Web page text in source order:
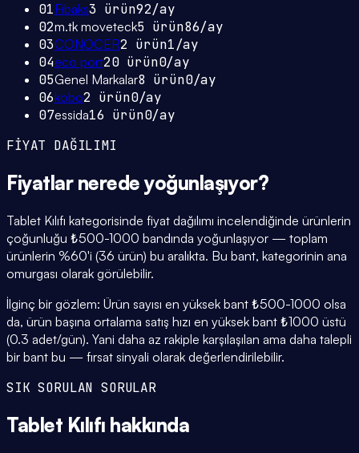
01Fibaks3 ürün92/ay
02m.tk moveteck5 ürün86/ay
03CONOCER2 ürün1/ay
04eco port20ürün0/ay
05Genel Markalar8 ürün0/ay
06kobo2 ürün0/ay
07essida16 ürün0/ay
FİYAT DAĞILIMI
Fiyatlar nerede yoğunlaşıyor?
Tablet Kılıfı kategorisinde fiyat dağılımı incelendiğinde ürünlerin
çoğunluğu ₺500-1000 bandında yoğunlaşıyor — toplam
ürünlerin %60'i (36 ürün) bu aralıkta. Bu bant, kategorinin ana
omurgası olarak görülebilir.
İlginç bir gözlem: Ürün sayısı en yüksek bant ₺500-1000 olsa
da, ürün başına ortalama satış hızı en yüksek bant ₺1000 üstü
(0.3 adet/gün). Yani daha az rakiple karşılaşılan ama daha talepli
bir bant bu — fırsat sinyali olarak değerlendirilebilir.
SIK SORULAN SORULAR
Tablet Kılıfı hakkında